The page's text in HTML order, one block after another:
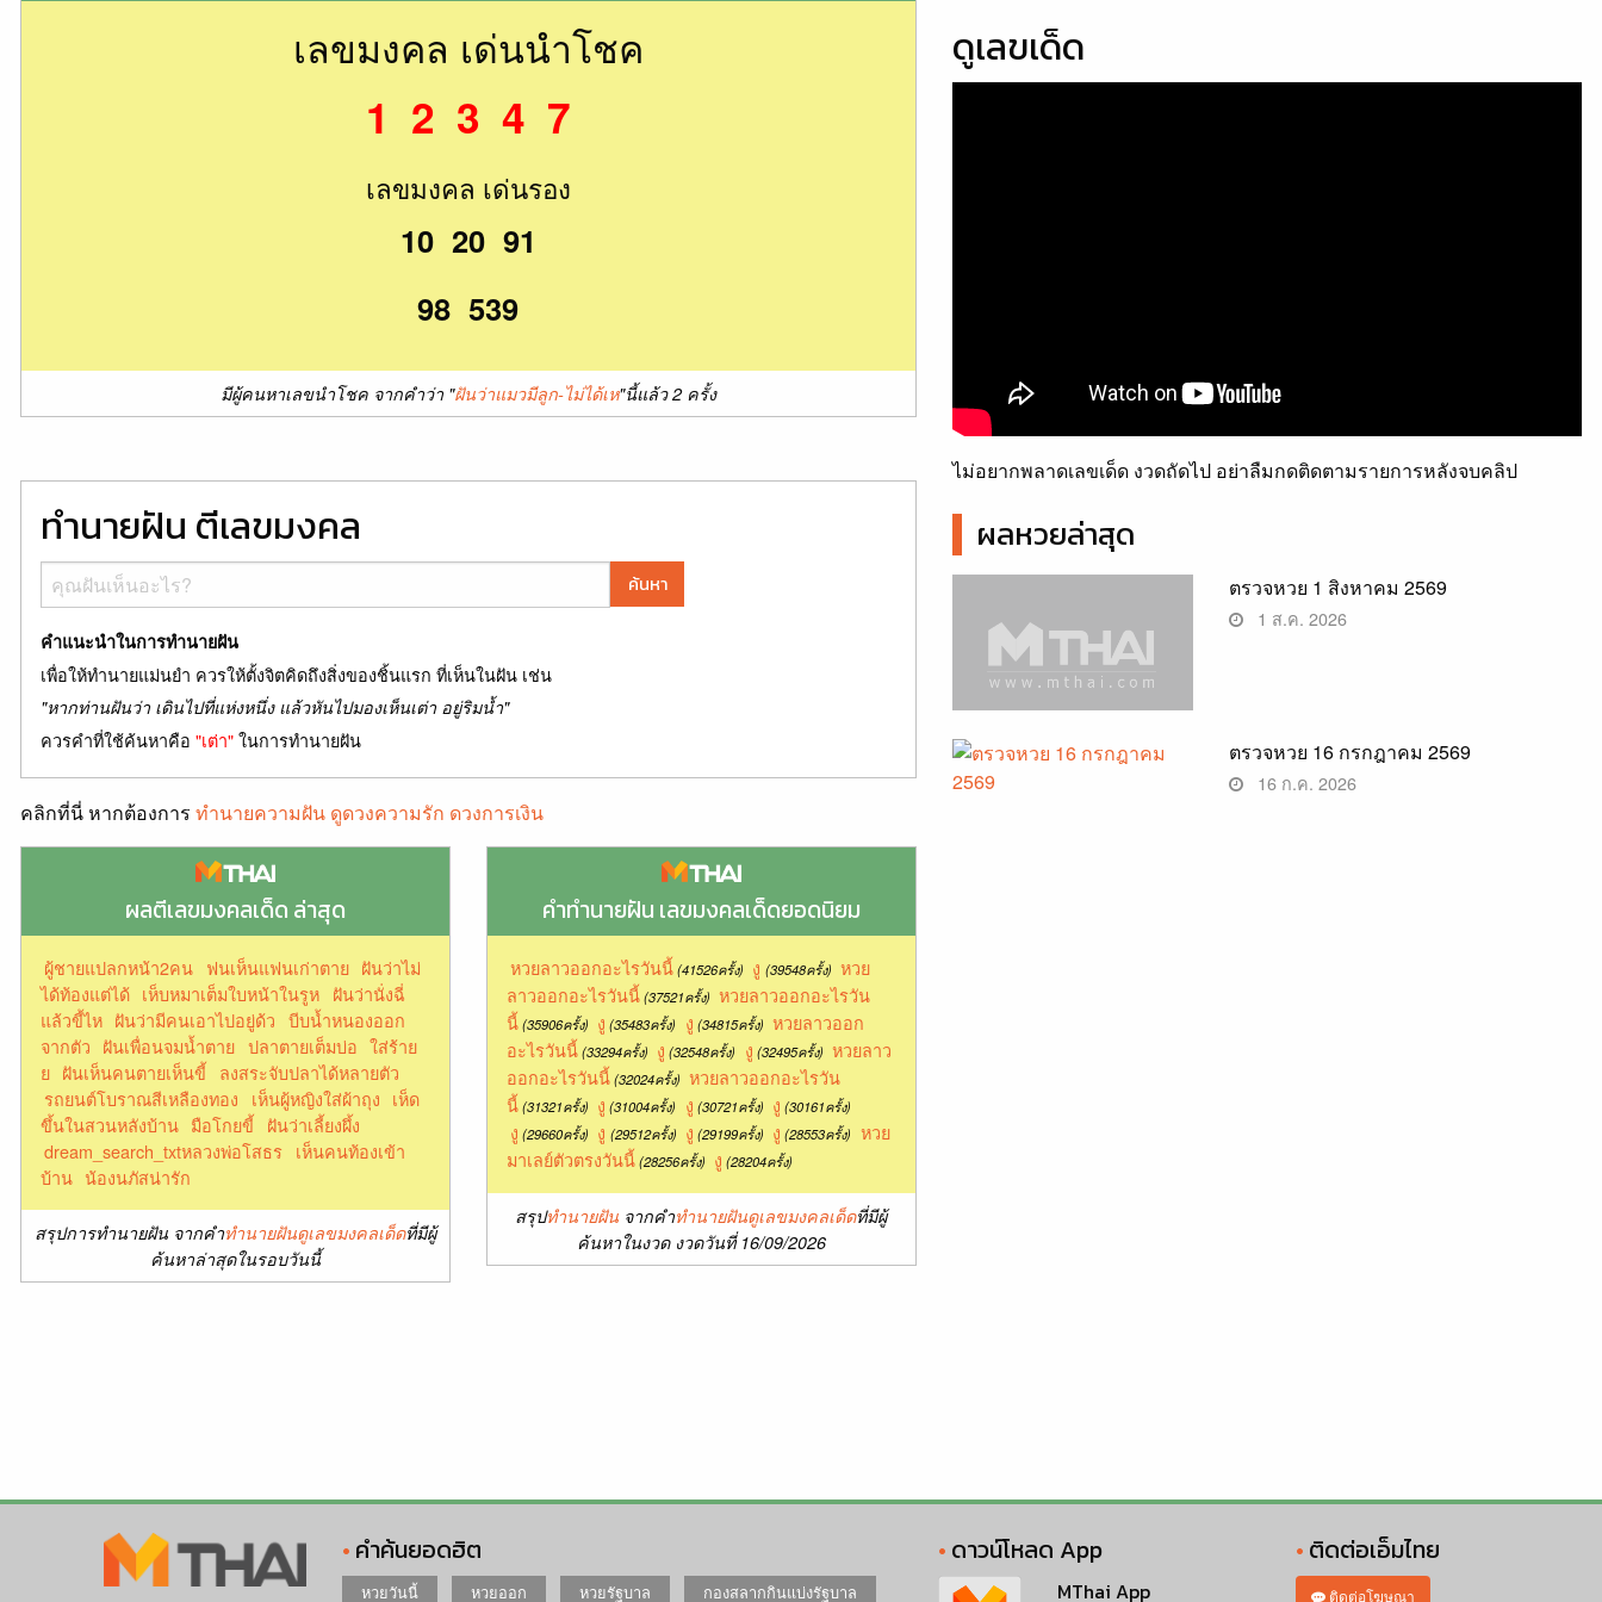
เลขมงคล เด่นนำโชค
1 2 3 4 7
เลขมงคล เด่นรอง
10 20 91
98 539
มีผู้คนหาเลขนำโชค จากคำว่า "ฝันว่าแมวมีลูก-ไม่ได้เห"นี้แล้ว 2 ครั้ง
ทำนายฝัน ตีเลขมงคล
ค้นหา
คำแนะนำในการทำนายฝัน
เพื่อให้ทำนายแม่นยำ ควรให้ตั้งจิตคิดถึงสิ่งของชิ้นแรก ที่เห็นในฝัน เช่น
"หากท่านฝันว่า เดินไปที่แห่งหนึ่ง แล้วหันไปมองเห็นเต่า อยู่ริมน้ำ"
ควรคำที่ใช้ค้นหาคือ "เต่า"ในการทำนายฝัน
คลิกที่นี่ หากต้องการ ทำนายความฝัน ดูดวงความรัก ดวงการเงิน
ผลตีเลขมงคลเด็ด ล่าสุด
ผู้ชายแปลกหน้า2คน ฟนเห็นแฟนเก่าตาย ฝันว่าไม่
ได้ท้องแต่ได้ เห็บหมาเต็มใบหน้าในรูห ฝันว่านั่งฉี่
แล้วขี้ไห ฝันว่ามีคนเอาไปอยู่ด้ว บีบน้ำหนองออก
จากตัว ฝันเพื่อนจมน้ำตาย ปลาตายเต็มบ่อ ใส่ร้าย
ย ฝันเห็นคนตายเห็นขี้ ลงสระจับปลาได้หลายตัว
รถยนต์โบราณสีเหลืองทอง
เห็นผู้หญิงใส่ผ้าถุง เห็ด
ขึ้นในสวนหลังบ้าน มือโกยขี้ ฝันว่าเลี้ยงผึ้ง
dream_search_txtหลวงพ่อโสธร เห็นคนท้องเข้า
บ้าน น้องนภัสน่ารัก
สรุปการทำนายฝัน จากคำทำนายฝันดูเลขมงคลเด็ดที่มีผู้
ค้นหาล่าสุดในรอบวันนี้
คำทำนายฝัน เลขมงคลเด็ดยอดนิยม
หวยลาวออกอะไรวันนี้ (41526ครั้ง) งู (39548ครั้ง) หวย
ลาวออกอะไรวันนี้(37521ครั้ง) หวยลาวออกอะไรวัน
นี้(35906ครั้ง) งู (35483ครั้ง) งู (34815ครั้ง) หวยลาวออก
อะไรวันนี้(33294ครั้ง) งู (32548ครั้ง) งู (32495ครั้ง) หวยลาว
ออกอะไรวันนี้(32024ครั้ง) หวยลาวออกอะไรวัน
นี้(31321ครั้ง) งู (31004ครั้ง) งู (30721ครั้ง) งู (30161ครั้ง)
งู (29660ครั้ง) งู (29512ครั้ง) งู (29199ครั้ง) งู (28553ครั้ง) หวย
มาเลย์ตัวตรงวันนี้(28256ครั้ง) งู (28204ครั้ง)
สรุปทำนายฝัน จากคำทำนายฝันดูเลขมงคลเด็ดที่มีผู้
ค้นหาในงวด งวดวันที่ 16/09/2026
ดูเลขเด็ด
ไม่อยากพลาดเลขเด็ด งวดถัดไป อย่าลืมกดติดตามรายการหลังจบคลิป
ผลหวยล่าสุด
ตรวจหวย 1 สิงหาคม 2569
1 ส.ค. 2026
ตรวจหวย 16 กรกฎาคม 2569
16 ก.ค. 2026
คำค้นยอดฮิต
หวยวันนี้ หวยออก หวยรัฐบาล กองสลากกินแบ่งรัฐบาล
ดาวน์โหลด App
MThai App
ติดต่อเอ็มไทย
ติดต่อโฆษณา